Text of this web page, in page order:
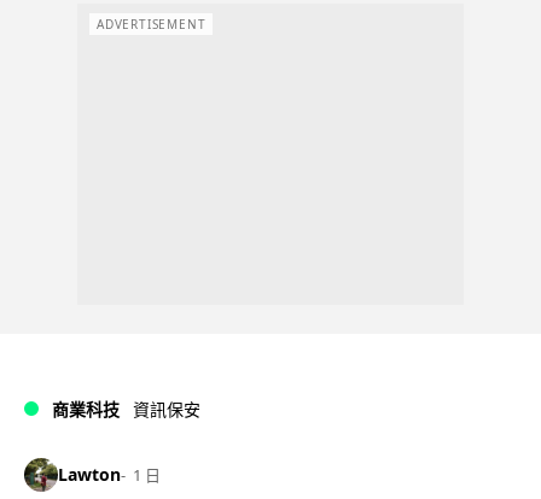
ADVERTISEMENT
商業科技 資訊保安
Lawton 1 日